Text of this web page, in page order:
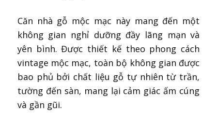
Căn nhà gỗ mộc mạc này mang đến một
không gian nghỉ dưỡng đầy lãng mạn và
yên bình. Được thiết kế theo phong cách
vintage mộc mạc, toàn bộ không gian được
bao phủ bởi chất liệu gỗ tự nhiên từ trần,
tường đến sàn, mang lại cảm giác ấm cúng
và gần gũi.